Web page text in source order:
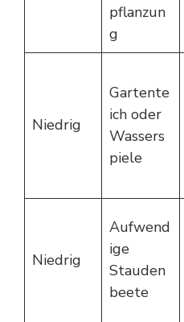
pflanzun
g
Niedrig
Gartente
ich oder
Wassers
piele
Niedrig
Aufwend
ige
Stauden
beete